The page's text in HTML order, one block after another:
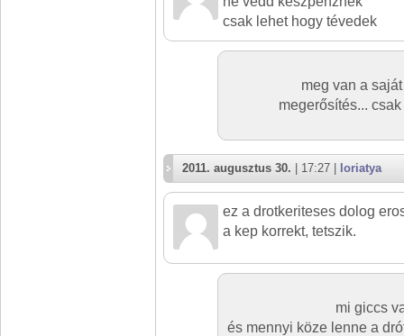
csak lehet hogy tévedek
meg van a
megerősítés...
2011. augusztus 30. | 17:27 | loriatya
ez a drotkeriteses dolog
a kep korrekt, tetszik.
mi giccs
és mennyi köze lenne a